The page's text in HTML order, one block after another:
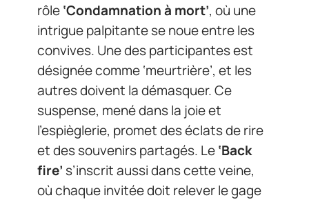
rôle‘Condamnation à mort’, où une
intrigue palpitante se noue entre les
convives. Une des participantes est
désignée comme ‘meurtrière’, et les
autres doivent la démasquer. Ce
suspense, mené dans la joie et
l’espièglerie, promet des éclats de rire
et des souvenirs partagés. Le‘Back
fire’ s’inscrit aussi dans cette veine,
où chaque invitée doit relever le gage